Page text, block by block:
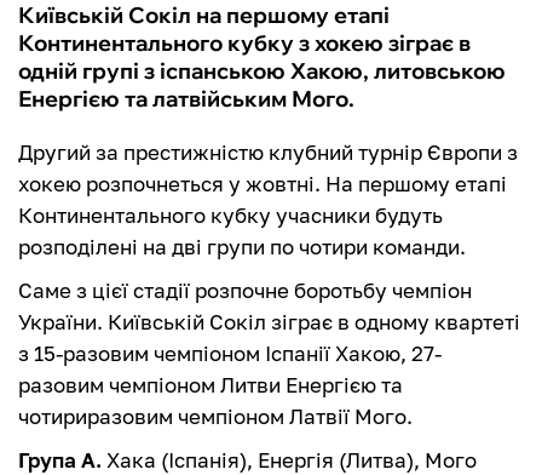
Київській Сокіл на першому етапі
Континентального кубку з хокею зіграє в
одній групі з іспанською Хакою, литовською
Енергією та латвійським Мого.
Другий за престижністю клубний турнір Європи з
хокею розпочнеться у жовтні. На першому етапі
Континентального кубку учасники будуть
розподілені на дві групи по чотири команди.
Саме з цієї стадії розпочне боротьбу чемпіон
України. Київській Сокіл зіграє в одному квартеті
з 15-разовим чемпіоном Іспанії Хакою, 27-
разовим чемпіоном Литви Енергією та
чотириразовим чемпіоном Латвії Мого.
Група А. Хака (Іспанія), Енергія (Литва), Мого